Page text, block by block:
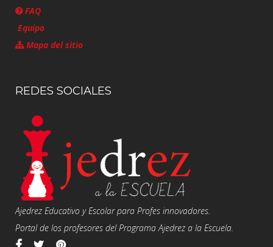
FAQ
Equipo
Mapa del sitio
REDES SOCIALES
Ajedrez Educativo y Escolar para Profes innovadores.
Portal de los profesores del Programa Ajedrez a la Escuela.